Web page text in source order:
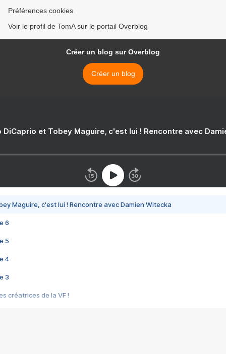
Préférences cookies
Voir le profil de TomA sur le portail Overblog
Créer un blog sur Overblog
Créer un blog
DiCaprio et Tobey Maguire, c'est lui ! Rencontre avec
Maguire, c'est lui ! Rencontre avec Damien Witecka
6
5
4
3
créatrices de la VF !